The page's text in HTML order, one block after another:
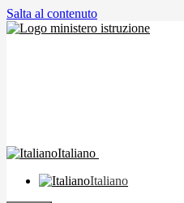
Salta al contenuto
Italiano
Italiano